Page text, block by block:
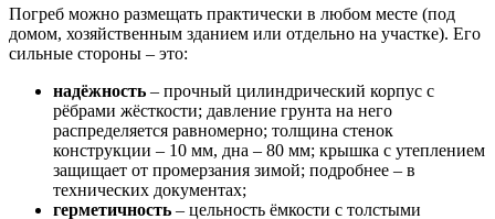
Погреб можно размещать практически в любом месте (под
домом, хозяйственным зданием или отдельно на участке). Его
сильные стороны – это:
надёжность – прочный цилиндрический корпус с
рёбрами жёсткости; давление грунта на него
распределяется равномерно; толщина стенок
конструкции – 10 мм, дна – 80 мм; крышка с утеплением
защищает от промерзания зимой; подробнее – в
технических документах;
герметичность – цельность ёмкости с толстыми